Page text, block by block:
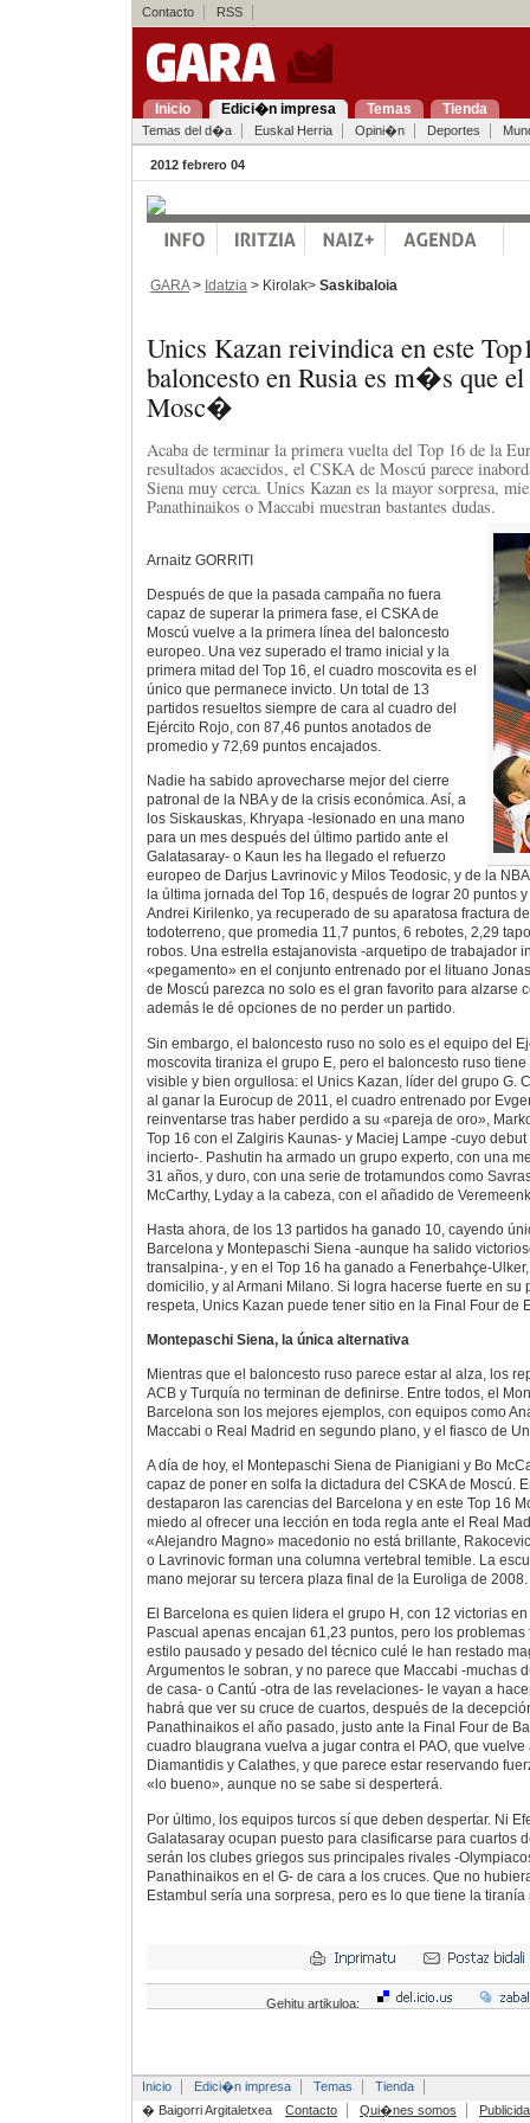
Contacto RSS
Inicio Edici�n impresa Temas Tienda
Temas del d�a Euskal Herria Opini�n Deportes
2012 febrero 04
GARA> Idatzia > Kirolak> Saskibaloia
Unics Kazan reivindica en este
baloncesto en Rusia es m�s que
Mosc�
Acaba de terminar la primera vuelta del Top 16 de la
resultados acaecidos, el CSKA de Moscú parece
Siena muy cerca. Unics Kazan es la mayor sorpresa,
Panathinaikos o Maccabi muestran bastantes dudas.
Arnaitz GORRITI
Después de que la pasada campaña no fuera
capaz de superar la primera fase, el CSKA de
Moscú vuelve a la primera línea del baloncesto
europeo. Una vez superado el tramo inicial y la
primera mitad del Top 16, el cuadro moscovita es el
único que permanece invicto. Un total de 13
partidos resueltos siempre de cara al cuadro del
Ejército Rojo, con 87,46 puntos anotados de
promedio y 72,69 puntos encajados.
Nadie ha sabido aprovecharse mejor del cierre
patronal de la NBA y de la crisis económica. Así, a
los Siskauskas, Khryapa -lesionado en una mano
para un mes después del último partido ante el
Galatasaray- o Kaun les ha llegado el refuerzo
europeo de Darjus Lavrinovic y Milos Teodosic, y de la
la última jornada del Top 16, después de lograr 20 puntos
Andrei Kirilenko, ya recuperado de su aparatosa fractura
todoterreno, que promedia 11,7 puntos, 6 rebotes, 2,29
robos. Una estrella estajanovista -arquetipo de trabajador
«pegamento» en el conjunto entrenado por el lituano
de Moscú parezca no solo es el gran favorito para alzarse
además le dé opciones de no perder un partido.
Sin embargo, el baloncesto ruso no solo es el equipo del
moscovita tiraniza el grupo E, pero el baloncesto ruso
visible y bien orgullosa: el Unics Kazan, líder del grupo G.
al ganar la Eurocup de 2011, el cuadro entrenado por
reinventarse tras haber perdido a su «pareja de oro»,
Top 16 con el Zalgiris Kaunas- y Maciej Lampe -cuyo
incierto-. Pashutin ha armado un grupo experto, con una
31 años, y duro, con una serie de trotamundos como
McCarthy, Lyday a la cabeza, con el añadido de
Hasta ahora, de los 13 partidos ha ganado 10, cayendo
Barcelona y Montepaschi Siena -aunque ha salido
transalpina-, y en el Top 16 ha ganado a Fenerbahçe-
domicilio, y al Armani Milano. Si logra hacerse fuerte en su
respeta, Unics Kazan puede tener sitio en la Final Four de
Montepaschi Siena, la única alternativa
Mientras que el baloncesto ruso parece estar al alza, los
ACB y Turquía no terminan de definirse. Entre todos, el
Barcelona son los mejores ejemplos, con equipos como
Maccabi o Real Madrid en segundo plano, y el fiasco de
A día de hoy, el Montepaschi Siena de Pianigiani y Bo
capaz de poner en solfa la dictadura del CSKA de Moscú.
destaparon las carencias del Barcelona y en este Top 16
miedo al ofrecer una lección en toda regla ante el Real
«Alejandro Magno» macedonio no está brillante,
o Lavrinovic forman una columna vertebral temible. La
mano mejorar su tercera plaza final de la Euroliga de 2008.
El Barcelona es quien lidera el grupo H, con 12 victorias
Pascual apenas encajan 61,23 puntos, pero los
estilo pausado y pesado del técnico culé le han restado
Argumentos le sobran, y no parece que Maccabi -muchas
de casa- o Cantú -otra de las revelaciones- le vayan a
habrá que ver su cruce de cuartos, después de la
Panathinaikos el año pasado, justo ante la Final Four de
cuadro blaugrana vuelva a jugar contra el PAO, que vuelve
Diamantidis y Calathes, y que parece estar reservando
«lo bueno», aunque no se sabe si desperterá.
Por último, los equipos turcos sí que deben despertar. Ni
Galatasaray ocupan puesto para clasificarse para cuartos
serán los clubes griegos sus principales rivales -
Panathinaikos en el G- de cara a los cruces. Que no
Estambul sería una sorpresa, pero es lo que tiene la tiranía
Gehitu artikuloa:
Inicio Edici�n impresa Temas
Tienda
� Baigorri Argitaletxea
Contacto Qui�nes somos